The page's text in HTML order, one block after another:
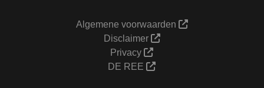
Algemene voorwaarden
Disclaimer
Privacy
DE REE